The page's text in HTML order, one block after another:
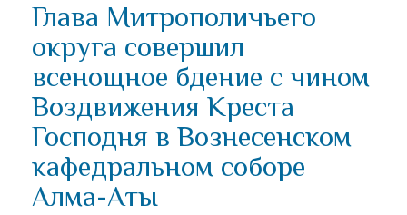
Глава Митрополичьего
округа совершил
всенощное бдение с чином
Воздвижения Креста
Господня в Вознесенском
кафедральном соборе
Алма-Аты